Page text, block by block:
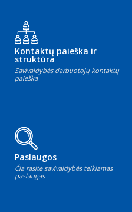
Kontaktų paieška ir
struktūra
Savivaldybės darbuotojų kontaktų
paieška
Paslaugos
Čia rasite savivaldybės teikiamas
paslaugas